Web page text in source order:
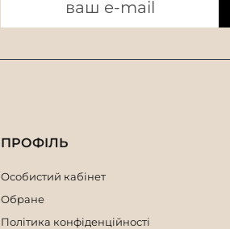
ПРОФІЛЬ
Особистий кабінет
Обране
Політика конфіденційності